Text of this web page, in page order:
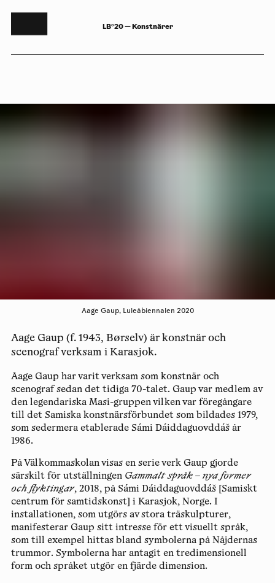
LB°20 — Konstnärer
Aage Gaup, Luleåbiennalen 2020
Aage Gaup (f. 1943, Børselv) är konstnär och
scenograf verksam i Karasjok.
Aage Gaup har varit verksam som konstnär och
scenograf sedan det tidiga 70-talet. Gaup var medlem av
den legendariska Masi-gruppen vilken var föregångare
till det Samiska konstnärsförbundet som bildades 1979,
som sedermera etablerade Sámi Dáiddaguovddáš år
1986.
På Välkommaskolan visas en serie verk Gaup gjorde
särskilt för utställningen Gammalt språk – nya former
och flyktingar, 2018, på Sámi Dáiddaguovddáš [Samiskt
centrum för samtidskonst] i Karasjok, Norge. I
installationen, som utgörs av stora träskulpturer,
manifesterar Gaup sitt intresse för ett visuellt språk,
som till exempel hittas bland symbolerna på Nåjdernas
trummor. Symbolerna har antagit en tredimensionell
form och språket utgör en fjärde dimension.